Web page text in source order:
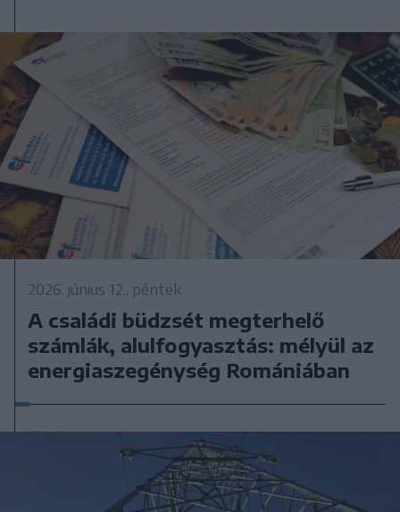
2026. június 12., péntek
A családi büdzsét megterhelő
számlák, alulfogyasztás: mélyül az
energiaszegénység Romániában